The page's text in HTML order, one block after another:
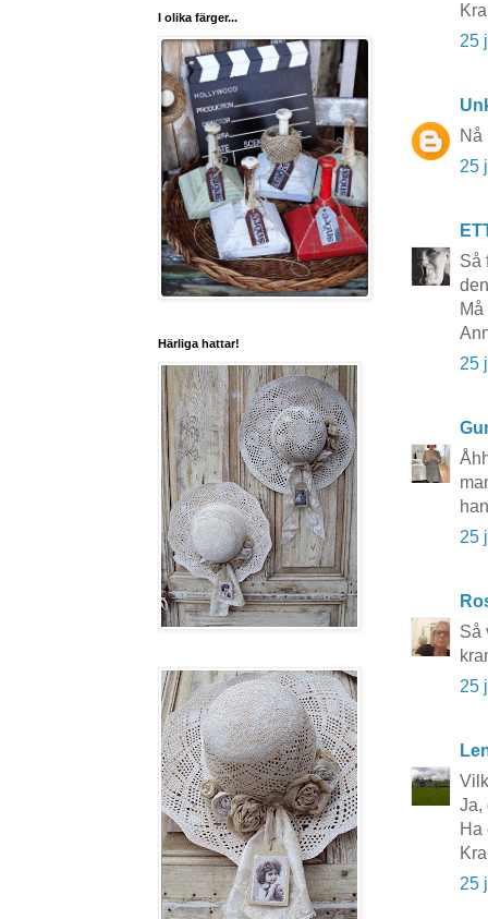
25
Nå
25
Så
25
25
Så
25
Ja,
Ha
25
I olika färger...
Härliga hattar!